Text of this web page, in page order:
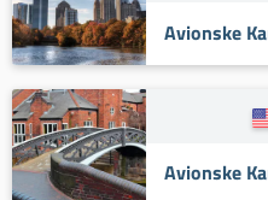
Avionske
Avionske